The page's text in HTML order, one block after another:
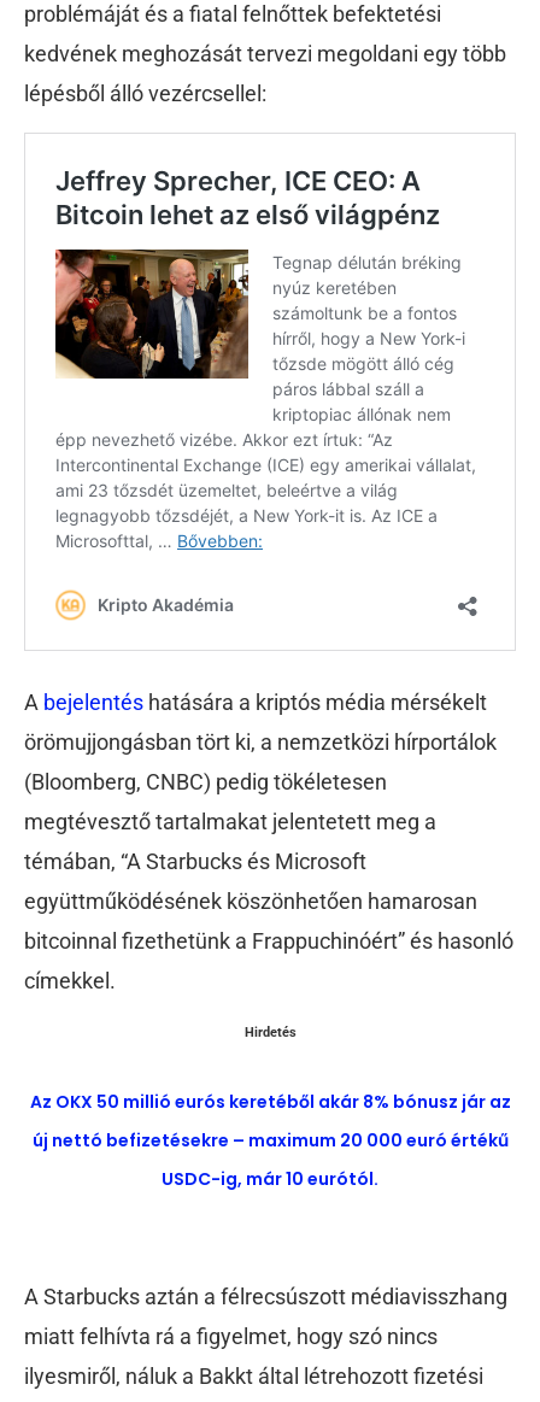
problémáját és a fiatal felnőttek befektetési
kedvének meghozását tervezi megoldani egy több
lépésből álló vezércsellel:
A bejelentés hatására a kriptós média mérsékelt
örömujjongásban tört ki, a nemzetközi hírportálok
(Bloomberg, CNBC) pedig tökéletesen
megtévesztő tartalmakat jelentetett meg a
témában, “A Starbucks és Microsoft
együttműködésének köszönhetően hamarosan
bitcoinnal fizethetünk a Frappuchinóért” és hasonló
címekkel.
Hirdetés
Az OKX 50 millió eurós keretéből akár 8% bónusz jár az
új nettó befizetésekre – maximum 20 000 euró értékű
USDC-ig, már 10 eurótól.
A Starbucks aztán a félrecsúszott médiavisszhang
miatt felhívta rá a figyelmet, hogy szó nincs
ilyesmiről, náluk a Bakkt által létrehozott fizetési